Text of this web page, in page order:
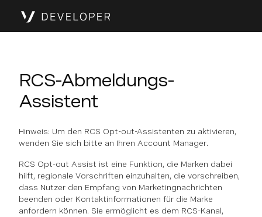
RCS-Abmeldungs-
Assistent
Hinweis: Um den RCS Opt-out-Assistenten zu aktivieren,
wenden Sie sich bitte an Ihren Account Manager.
RCS Opt-out Assist ist eine Funktion, die Marken dabei
hilft, regionale Vorschriften einzuhalten, die vorschreiben,
dass Nutzer den Empfang von Marketingnachrichten
beenden oder Kontaktinformationen für die Marke
anfordern können. Sie ermöglicht es dem RCS-Kanal,